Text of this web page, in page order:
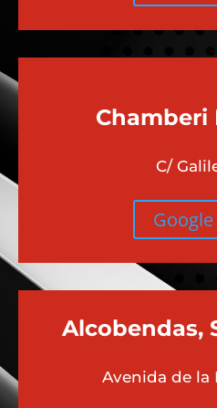
Chamberi
C/
Alcobendas,
Avenida de la